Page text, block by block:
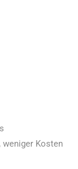
weniger Kosten